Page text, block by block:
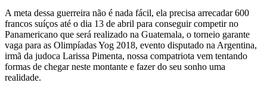
A meta dessa guerreira não é nada fácil, ela precisa arrecadar 600
francos suíços até o dia 13 de abril para conseguir competir no
Panamericano que será realizado na Guatemala, o torneio garante
vaga para as Olimpíadas Yog 2018, evento disputado na Argentina,
irmã da judoca Larissa Pimenta, nossa compatriota vem tentando
formas de chegar neste montante e fazer do seu sonho uma
realidade.